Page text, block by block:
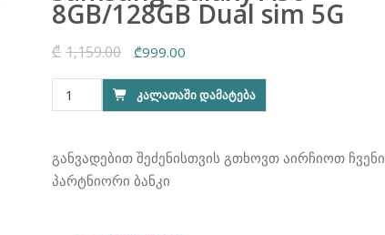
8GB/128GB Dual sim 5G
₾ 1,159.00
Original
price
was:
₾999.00
price
is:
რაოდენობა:
Samsung
A56
8GB/128GB
ᲙᲐᲚᲐᲗᲐᲨᲘ ᲓᲐᲛᲐᲢᲔᲑᲐ
განვადებით შეძენისთვის გთხოვთ აირჩიოთ ჩვენი
პარტნიორი ბანკი